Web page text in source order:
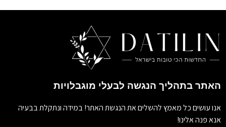
האתר בתהליך הנגשה לבעלי מוגבלויות
אנו עושים כל מאמץ להשלים את הנגשת האתר! במידה ונתקלת בבעיה
אנא פנה אלינו!